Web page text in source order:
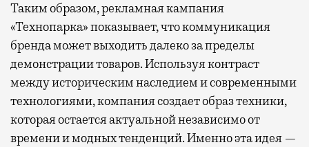
Таким образом, рекламная кампания
«Технопарка» показывает, что коммуникация
бренда может выходить далеко за пределы
демонстрации товаров. Используя контраст
между историческим наследием и современными
технологиями, компания создает образ техники,
которая остается актуальной независимо от
времени и модных тенденций. Именно эта идея —